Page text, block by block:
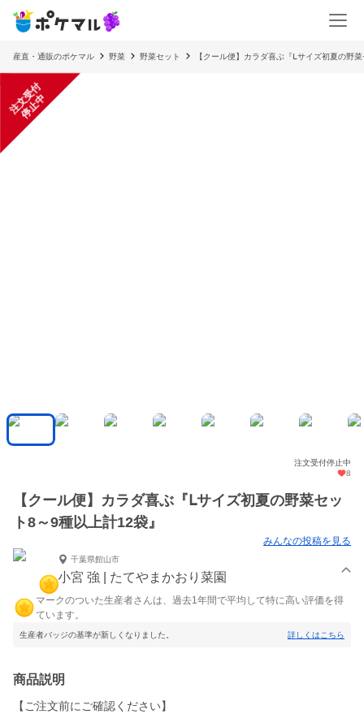
産直・通販のポケマル 野菜 野菜セット 【クール便】カラダ喜ぶ『Ⅼサイズ初夏の野
注
文
受
付
停
止
中
注文受付停止中
8
【クール便】カラダ喜ぶ『Ⅼサイズ初夏の野菜セッ
ト8～9種以上計12袋』
みんなの投稿を見る
千葉県館山市
小宮 強 | たてやまかおり菜園
マークのついた生産者さんは、過去1年間で平均して特に高い評価を得
ています。
生産者バッジの基準が新しくなりました。 詳しくはこちら
商品説明
【ご注文前にご確認ください】